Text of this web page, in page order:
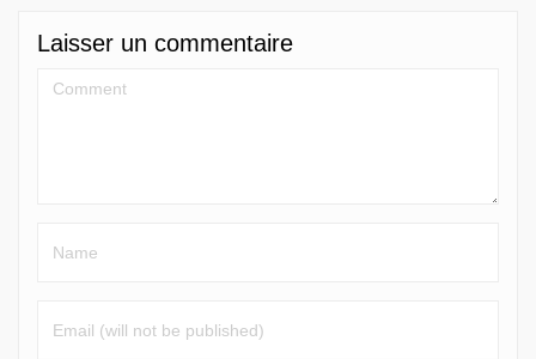
Laisser un commentaire